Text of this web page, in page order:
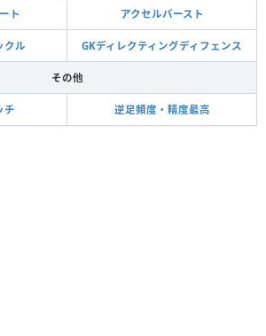
ト アクセルバースト
クル GKディレクティングディフェンス
その他
チ 逆足頻度・精度最高